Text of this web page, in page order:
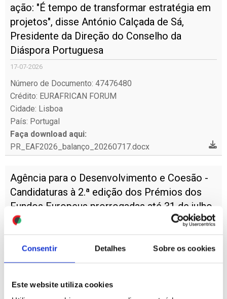
Consentir Detalhes Sobre os cookies
Este website utiliza cookies
ação: "É tempo de transformar estratégia em
projetos", disse António Calçada de Sá,
Presidente da Direção do Conselho da
Diáspora Portuguesa
17-07-2026
Número de Documento: 47476480
Crédito: EURAFRICAN FORUM
Cidade: Lisboa
País: Portugal
Faça download aqui:
PR_EAF2026_balanço_20260717.docx
Agência para o Desenvolvimento e Coesão -
Candidaturas à 2.ª edição dos Prémios dos
Fundos Europeus prorrogadas até 31 de julho
14-07-2026
Crédito: Cision Portugal
Cidade: Lisboa
Faça download aqui:Agência para o Desenvolvimento e